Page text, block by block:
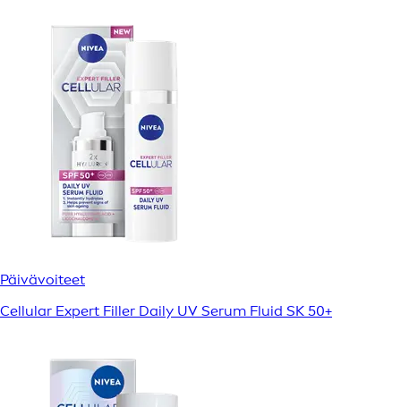
Päivävoiteet
Cellular Expert Filler Daily UV Serum Fluid SK 50+